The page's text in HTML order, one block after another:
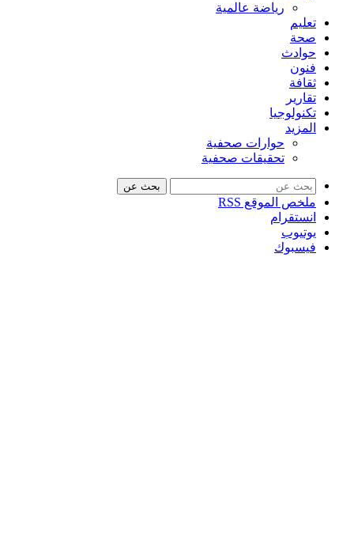
رياضة عالمية
تعليم
صحة
حوادث
فنون
ثقافة
تقارير
تكنولوجيا
المزيد
حوارات صحفية
تحقيقات صحفية
بحث عن
ملخص الموقع RSS
انستقرام
يوتيوب
فيسبوك